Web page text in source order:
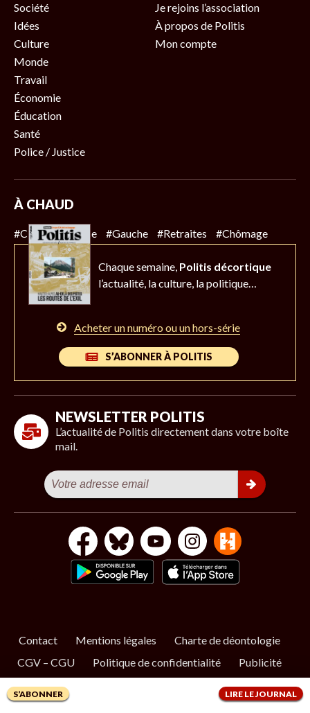
Société
Idées
Culture
Monde
Travail
Économie
Éducation
Santé
Police / Justice
Je rejoins l’association
À propos de Politis
Mon compte
À CHAUD
#Climat #Police #Gauche #Retraites #Chômage
Chaque semaine, Politis décortique
l’actualité, la culture, la politique…
Acheter un numéro ou un hors-série
S’ABONNER À POLITIS
NEWSLETTER POLITIS
L’actualité de Politis directement dans votre boîte
mail.
Contact Mentions légales
Charte de déontologie
CGV – CGU
Politique de confidentialité
Publicité
S’ABONNER LIRE LE JOURNAL